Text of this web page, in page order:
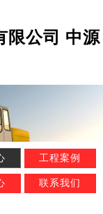
限公司 中源
工程案例
联系我们